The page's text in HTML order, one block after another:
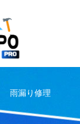
雨漏り修理